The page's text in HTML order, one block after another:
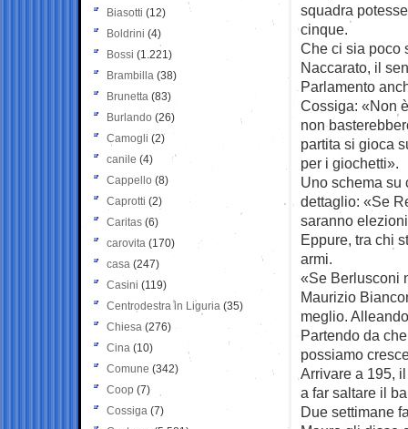
squadra
cinque.
Che ci sia poco
Naccarato, il
Parlamento
Cossiga: «Non
non
partita si gioca
per i giochetti».
Uno schema su
dettaglio: «Se
saranno
Eppure, tra chi
armi.
«Se Berlusconi
Maurizio
meglio.
Partendo da
possiamo
Arrivare a 195,
a far saltare il
Due settimane
Biasotti (12)
Boldrini (4)
Bossi (1.221)
Brambilla (38)
Brunetta (83)
Burlando (26)
Camogli (2)
canile (4)
Cappello (8)
Caprotti (2)
Caritas (6)
carovita (170)
casa (247)
Casini (119)
Centrodestra in Liguria (35)
Chiesa (276)
Cina (10)
Comune (342)
Coop (7)
Cossiga (7)